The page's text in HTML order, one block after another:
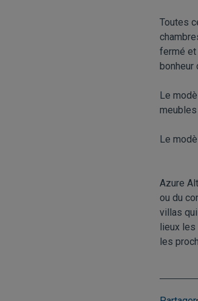
Toutes
fermé et
bonheur
Le
Le
Azure
ou du
villas
lieux
les